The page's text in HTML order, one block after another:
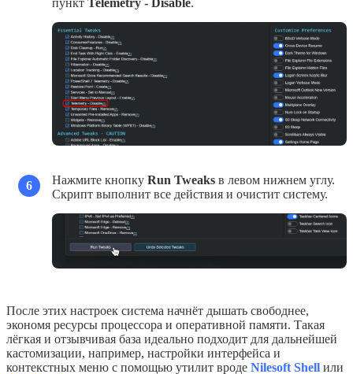
пункт Telemetry - Disable.
6 Нажмите кнопку Run Tweaks в левом нижнем углу.
Скрипт выполнит все действия и очистит систему.
После этих настроек система начнёт дышать свободнее,
экономя ресурсы процессора и оперативной памяти. Такая
лёгкая и отзывчивая база идеально подходит для дальнейшей
кастомизации, например, настройки интерфейса и
контекстных меню с помощью утилит вроде Nilesoft Shell или